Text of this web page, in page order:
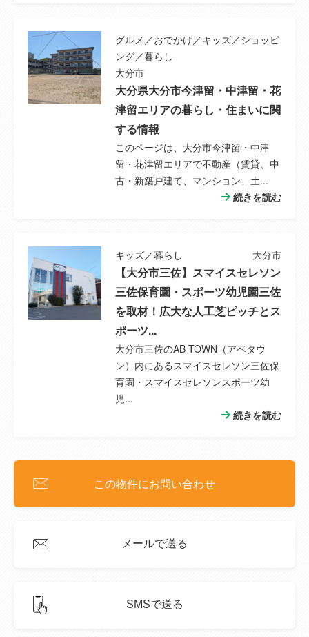
キッチン、浄水器、クローゼット、ウォーク
ト、省エネ給湯器、プロパンガス、複層ガラ
ス、全居室フローリング、電気、上水道、下
水道、太陽光発電システム、ダブルロックド
ア、モニタ付インターホン、ディンプルキ
ー、火災警報器（報知機）、駐車場３台分、
バリアフリー、24時間換気システム、２×４
工法、外壁サイディング、整形地
法令上の制限：駐輪場附置義務規制区域、駐
車場附置義務規制区域、屋外広告物第1種許
可地域、居住推奨区域、宅地造成等工事規制
区域
その他制限事
項
情報公開日 2026年05月02日
2026年08月09日
2026年08月22日
グルメ／おでかけ／キッズ／ショッピ
ング／暮らし
大分市
大分県大分市今津留・中津留・花
津留エリアの暮らし・住まいに関
する情報
このページは、大分市今津留・中津
留・花津留エリアで不動産（賃貸、中
古・新築戸建て、マンション、土...
続きを読む
キッズ／暮らし 大分市
【大分市三佐】スマイスセレソン
三佐保育園・スポーツ幼児園三佐
を取材！広大な人工芝ピッチとス
ポーツ...
大分市三佐のAB TOWN（アベタウ
ン）内にあるスマイスセレソン三佐保
育園・スマイスセレソンスポーツ幼
児...
続きを読む
この物件にお問い合わせ
メールで送る
SMSで送る